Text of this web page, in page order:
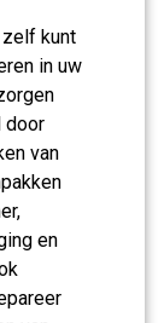
zelf kunt
in uw
door
van
en